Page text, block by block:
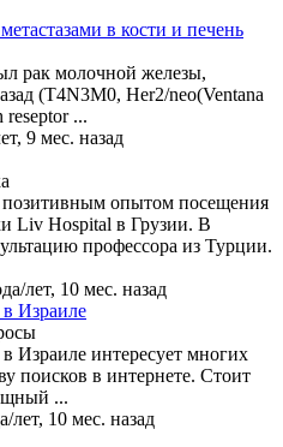
в кости и печень
рак молочной железы,
(Т4N3M0, Her2/neo(Ventana
reseptor ...
9 мес. назад
позитивным опытом посещения
Liv Hospital в Грузии. В
профессора из Турции.
лет, 10 мес. назад
Израиле
Израиле интересует многих
поисков в интернете. Стоит
...
лет, 10 мес. назад